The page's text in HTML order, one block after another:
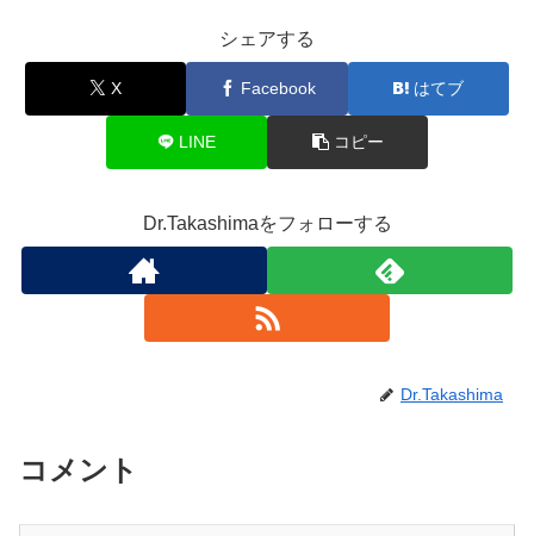
シェアする
X Facebook はてブ
LINE コピー
Dr.Takashimaをフォローする
Dr.Takashima
コメント